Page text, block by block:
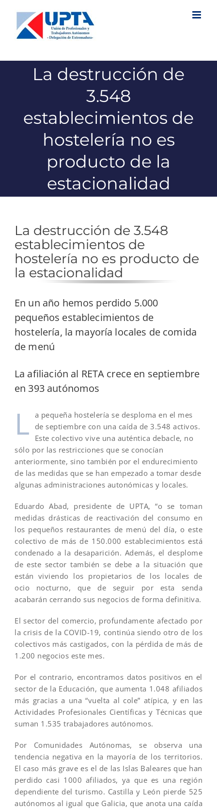
contenido
La destrucción de
3.548
establecimientos de
hostelería no es
producto de la
estacionalidad
La destrucción de 3.548
establecimientos de
hostelería no es producto de
la estacionalidad
En un año hemos perdido 5.000
pequeños establecimientos de
hostelería, la mayoría locales de comida
de menú
La afiliación al RETA crece en septiembre
en 393 autónomos
L a pequeña hostelería se desploma en el mes
de septiembre con una caída de 3.548 activos.
Este colectivo vive una auténtica debacle, no
sólo por las restricciones que se conocían
anteriormente, sino también por el endurecimiento
de las medidas que se han empezado a tomar desde
algunas administraciones autonómicas y locales.
Eduardo Abad, presidente de UPTA, “o se toman
medidas drásticas de reactivación del consumo en
los pequeños restaurantes de menú del día, o este
colectivo de más de 150.000 establecimientos está
condenado a la desaparición. Además, el desplome
de este sector también se debe a la situación que
están viviendo los propietarios de los locales de
ocio nocturno, que de seguir por esta senda
acabarán cerrando sus negocios de forma definitiva.
El sector del comercio, profundamente afectado por
la crisis de la COVID-19, continúa siendo otro de los
colectivos más castigados, con la pérdida de más de
1.200 negocios este mes.
Por el contrario, encontramos datos positivos en el
sector de la Educación, que aumenta 1.048 afiliados
más gracias a una “vuelta al cole” atípica, y en las
Actividades Profesionales Científicas y Técnicas que
suman 1.535 trabajadores autónomos.
Por Comunidades Autónomas, se observa una
tendencia negativa en la mayoría de los territorios.
El caso más grave es el de las Islas Baleares que han
perdido casi 1000 afiliados, ya que es una región
dependiente del turismo. Castilla y León pierde 525
autónomos al igual que Galicia, que anota una caída